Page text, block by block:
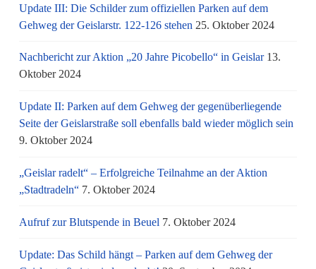
Update III: Die Schilder zum offiziellen Parken auf dem
Gehweg der Geislarstr. 122-126 stehen 25. Oktober 2024
Nachbericht zur Aktion „20 Jahre Picobello“ in Geislar 13.
Oktober 2024
Update II: Parken auf dem Gehweg der gegenüberliegende
Seite der Geislarstraße soll ebenfalls bald wieder möglich sein
9. Oktober 2024
„Geislar radelt“ – Erfolgreiche Teilnahme an der Aktion
„Stadtradeln“ 7. Oktober 2024
Aufruf zur Blutspende in Beuel 7. Oktober 2024
Update: Das Schild hängt – Parken auf dem Gehweg der